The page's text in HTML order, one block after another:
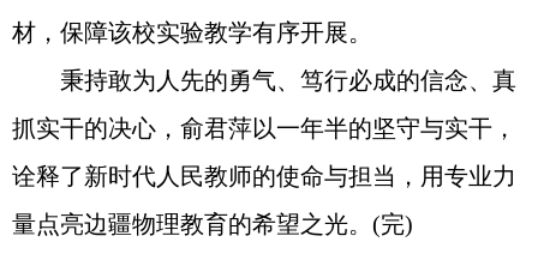
材，保障该校实验教学有序开展。
秉持敢为人先的勇气、笃行必成的信念、真
抓实干的决心，俞君萍以一年半的坚守与实干，
诠释了新时代人民教师的使命与担当，用专业力
量点亮边疆物理教育的希望之光。(完)